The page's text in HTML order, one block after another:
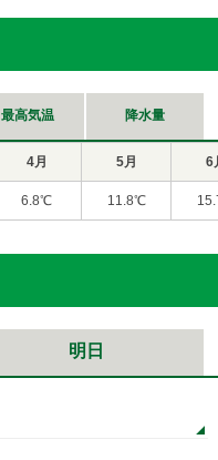
最高気温 降水量
4月 5月 6
6.8℃ 11.8℃
明日